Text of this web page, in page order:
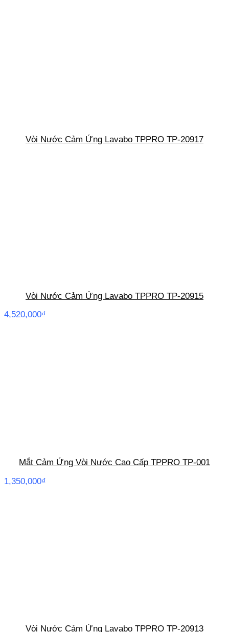
Vòi Nước Cảm Ứng Lavabo TPPRO TP-20917
Vòi Nước Cảm Ứng Lavabo TPPRO TP-20915
4,520,000₫
Mắt Cảm Ứng Vòi Nước Cao Cấp TPPRO TP-001
1,350,000₫
Vòi Nước Cảm Ứng Lavabo TPPRO TP-20913